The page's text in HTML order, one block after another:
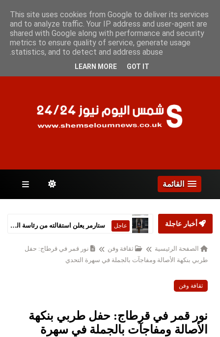
الخميس 6 أغسطس 2026
الصفحات
القائمة
أخبار عاجلة عاجل
الصفحة الرئيسية ثقافة وفن
نور قمر في قرطاج: حفل
طربي بنكهة الأصالة ومفاجآت بالجملة في سهرة التحدي
ثقافة وفن
نور قمر في قرطاج: حفل طربي بنكهة
الأصالة ومفاجآت بالجملة في سهرة
This site uses cookies from Google to deliver its services
and to analyze traffic. Your IP address and user-agent are
shared with Google along with performance and security
metrics to ensure quality of service, generate usage
statistics, and to detect and address abuse.
LEARN MORE GOT IT